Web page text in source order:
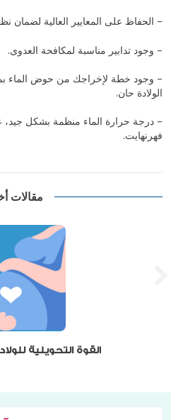
– الحفاظ على المعايير العالية لضمان
– وجود تدابير مناسبة لمكافحة العدوى.
– وجود خطة لإخراجك من حوض الماء
الولادة حان.
فهرنهايت.
مقالات